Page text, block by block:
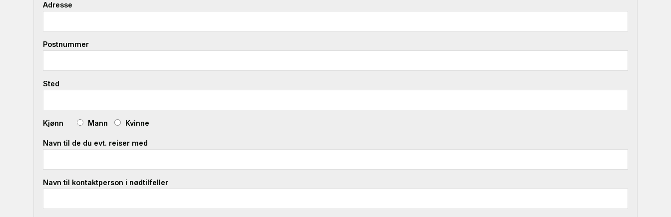
Adresse
Postnummer
Sted
Kjønn Mann Kvinne
Navn til de du evt. reiser med
Navn til kontaktperson i nødtilfeller